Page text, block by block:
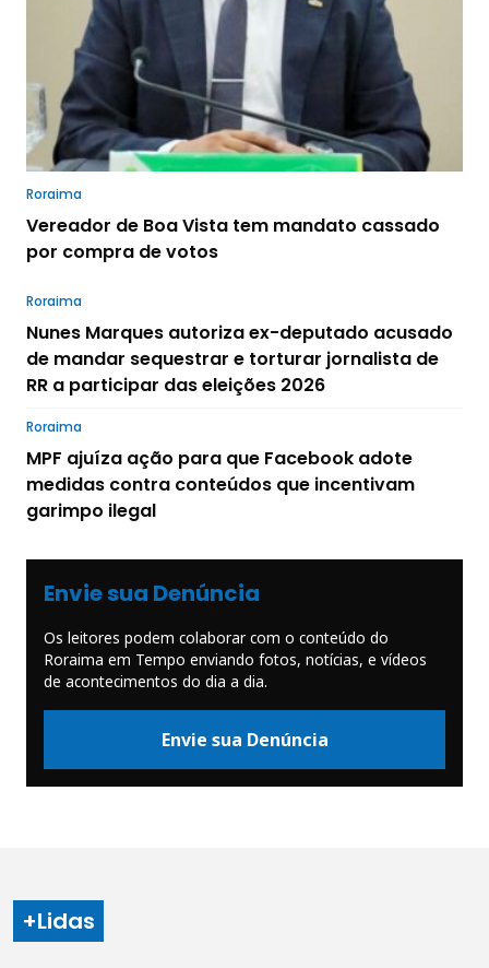
Roraima
Vereador de Boa Vista tem mandato cassado
por compra de votos
Roraima
Nunes Marques autoriza ex-deputado acusado
de mandar sequestrar e torturar jornalista de
RR a participar das eleições 2026
Roraima
MPF ajuíza ação para que Facebook adote
medidas contra conteúdos que incentivam
garimpo ilegal
Envie sua Denúncia
Os leitores podem colaborar com o conteúdo do
Roraima em Tempo enviando fotos, notícias, e vídeos
de acontecimentos do dia a dia.
Envie sua Denúncia
+Lidas